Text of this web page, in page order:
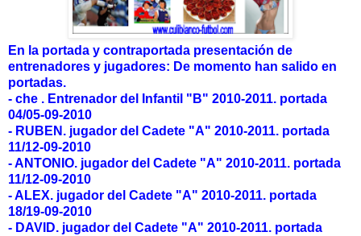
En la portada y contraportada presentación de
entrenadores y jugadores: De momento han salido en
portadas.
- che . Entrenador del Infantil "B" 2010-2011. portada
04/05-09-2010
- RUBEN. jugador del Cadete "A" 2010-2011. portada
11/12-09-2010
- ANTONIO. jugador del Cadete "A" 2010-2011. portada
11/12-09-2010
- ALEX. jugador del Cadete "A" 2010-2011. portada
18/19-09-2010
- DAVID. jugador del Cadete "A" 2010-2011. portada